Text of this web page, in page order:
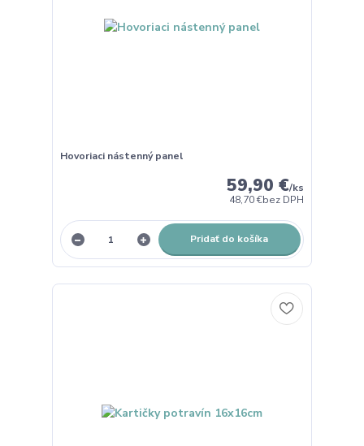
Hovoriaci nástenný panel
59,90 €/ks
48,70 €bez DPH
Pridať do košíka